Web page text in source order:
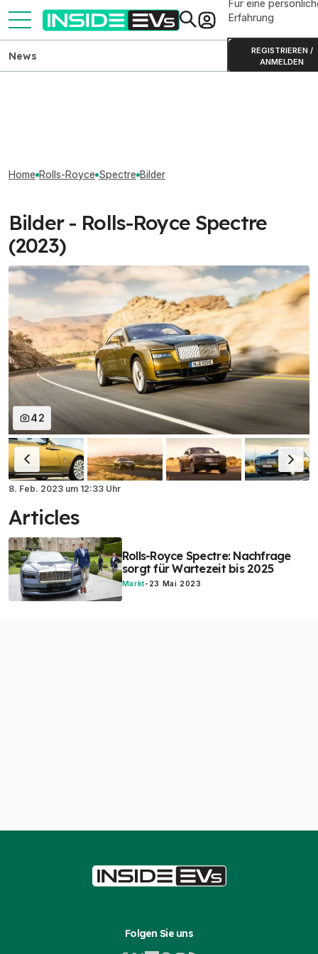
Für eine
Erfahrung
REGISTRIEREN /
ANMELDEN
News
Home Rolls-Royce Spectre Bilder
Bilder - Rolls-Royce Spectre
(2023)
42
8. Feb. 2023 um 12:33 Uhr
Articles
Rolls-Royce Spectre: Nachfrage
sorgt für Wartezeit bis 2025
Markt- 23 Mai 2023
Folgen Sie uns